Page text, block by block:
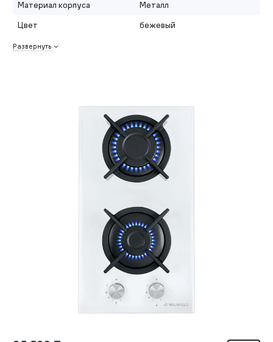
Материал корпуса
Металл
Цвет
бежевый
Развернуть